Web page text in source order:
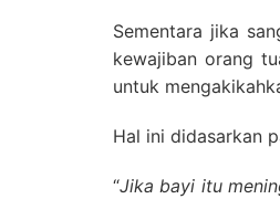
Sementara jika
kewajiban orang
untuk
Hal ini didasarkan
“Jika bayi itu